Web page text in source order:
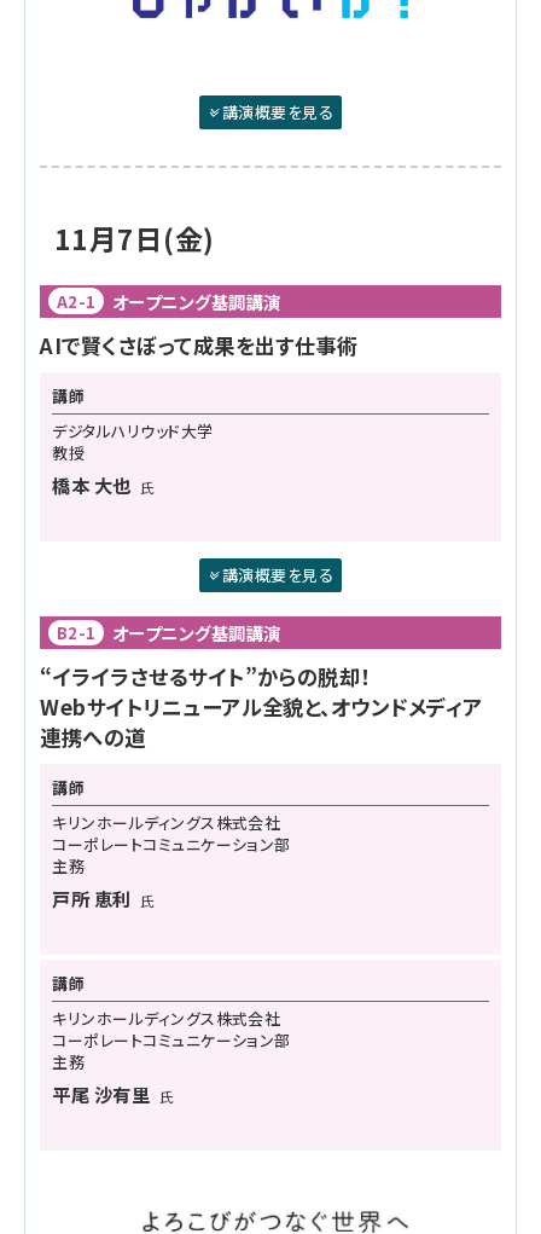
講演概要を見る
11月7日(金)
A2-1 オープニング基調講演
AIで賢くさぼって成果を出す仕事術
講師
デジタルハリウッド大学
教授
橋本 大也 氏
講演概要を見る
B2-1 オープニング基調講演
“イライラさせるサイト”からの脱却！
Webサイトリニューアル全貌と、オウンドメディア
連携への道
講師
キリンホールディングス株式会社
コーポレートコミュニケーション部
主務
戸所 恵利 氏
講師
キリンホールディングス株式会社
コーポレートコミュニケーション部
主務
平尾 沙有里 氏